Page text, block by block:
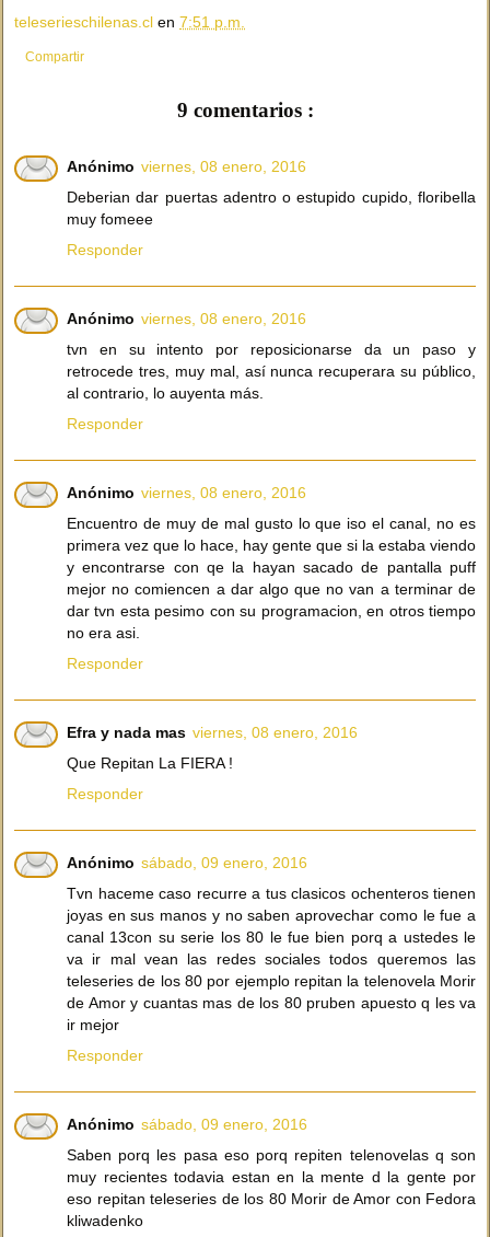
teleserieschilenas.cl en 7:51 p.m.
Compartir
9 comentarios :
Anónimo viernes, 08 enero, 2016
Deberian dar puertas adentro o estupido cupido, floribella
muy fomeee
Responder
Anónimo viernes, 08 enero, 2016
tvn en su intento por reposicionarse da un paso y
retrocede tres, muy mal, así nunca recuperara su público,
al contrario, lo auyenta más.
Responder
Anónimo viernes, 08 enero, 2016
Encuentro de muy de mal gusto lo que iso el canal, no es
primera vez que lo hace, hay gente que si la estaba viendo
y encontrarse con qe la hayan sacado de pantalla puff
mejor no comiencen a dar algo que no van a terminar de
dar tvn esta pesimo con su programacion, en otros tiempo
no era asi.
Responder
Efra y nada mas viernes, 08 enero, 2016
Que Repitan La FIERA !
Responder
Anónimo sábado, 09 enero, 2016
Tvn haceme caso recurre a tus clasicos ochenteros tienen
joyas en sus manos y no saben aprovechar como le fue a
canal 13con su serie los 80 le fue bien porq a ustedes le
va ir mal vean las redes sociales todos queremos las
teleseries de los 80 por ejemplo repitan la telenovela Morir
de Amor y cuantas mas de los 80 pruben apuesto q les va
ir mejor
Responder
Anónimo sábado, 09 enero, 2016
Saben porq les pasa eso porq repiten telenovelas q son
muy recientes todavia estan en la mente d la gente por
eso repitan teleseries de los 80 Morir de Amor con Fedora
kliwadenko